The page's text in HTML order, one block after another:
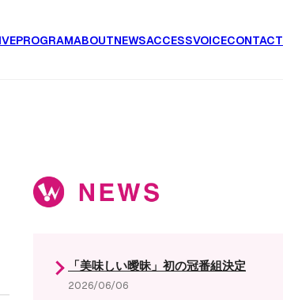
PROGRAMABOUTNEWSACCESSVOICECONTACT
「美味しい曖昧」初の冠番組決定
2026/06/06